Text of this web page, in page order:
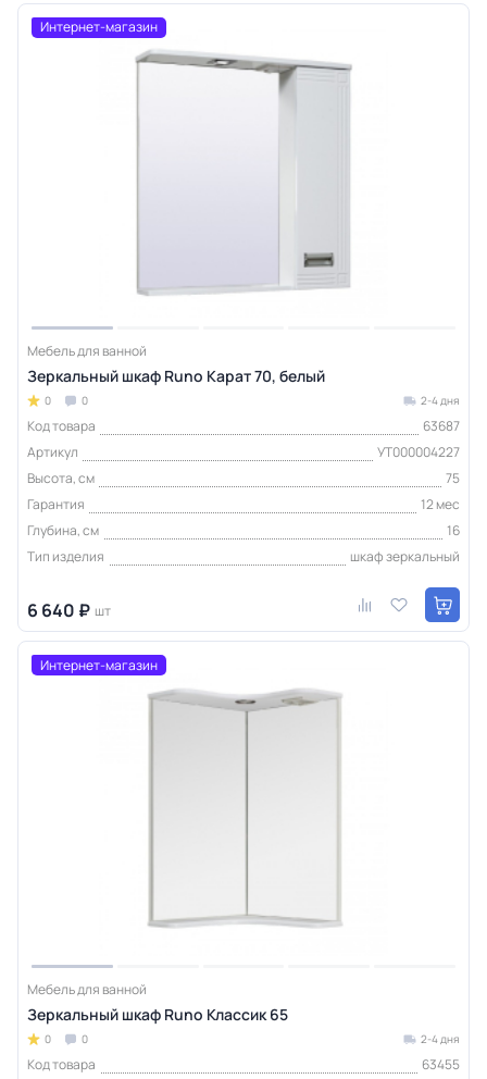
Интернет-магазин
Мебель для ванной
Зеркальный шкаф Runo Карат 70, белый
0 0 2-4 дня
Код товара
63687
Артикул
УТ000004227
Высота, см
75
Гарантия
12 мес
Глубина, см
16
Тип изделия
шкаф зеркальный
6 640 ₽ шт
Интернет-магазин
Мебель для ванной
Зеркальный шкаф Runo Классик 65
0 0 2-4 дня
Код товара
63455